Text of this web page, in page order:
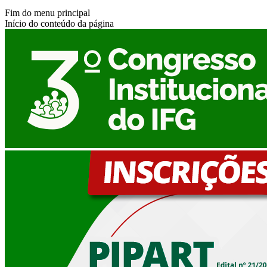
Fim do menu principal
Início do conteúdo da página